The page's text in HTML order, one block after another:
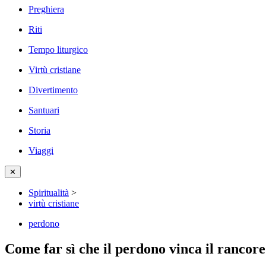
Preghiera
Riti
Tempo liturgico
Virtù cristiane
Divertimento
Santuari
Storia
Viaggi
✕
Spiritualità >
virtù cristiane
perdono
Come far sì che il perdono vinca il